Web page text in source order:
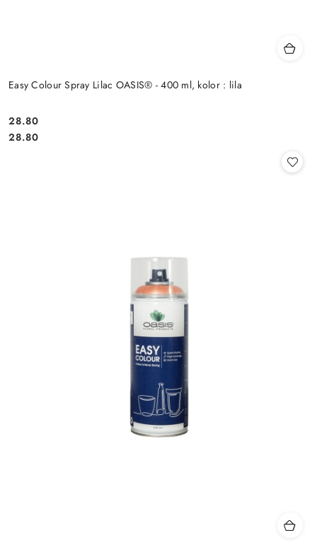
Easy Colour Spray Lilac OASIS® - 400 ml, kolor : lila
Cena:
28.80
Cena:
28.80